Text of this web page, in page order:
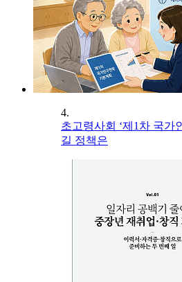
4.
초고령사회 ‘제1차 국가
길 정책은